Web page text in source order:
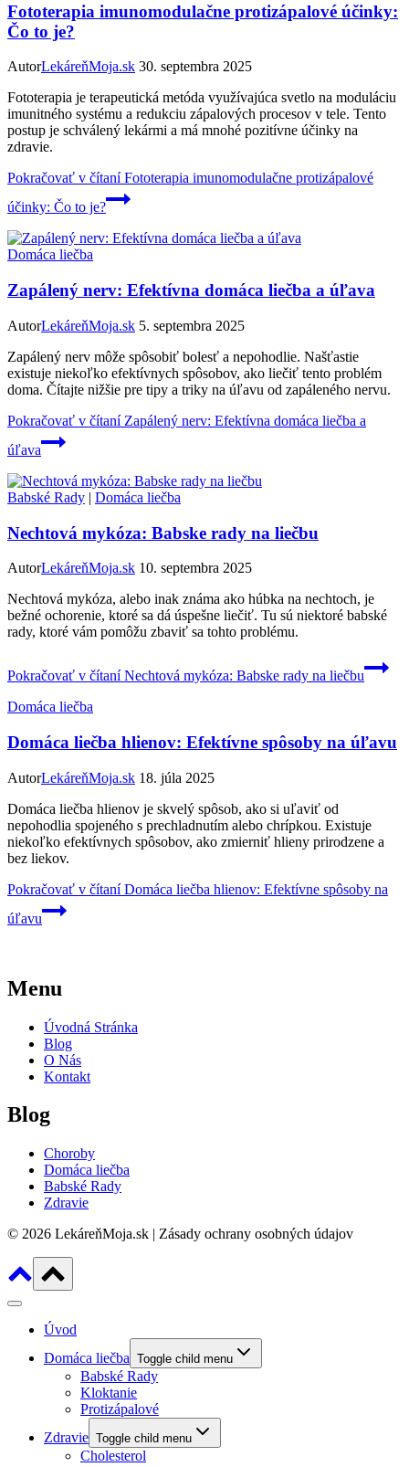
Fototerapia imunomodulačne protizápalové účinky:
Čo to je?
AutorLekáreňMoja.sk 30. septembra 2025
Fototerapia je terapeutická metóda využívajúca svetlo na moduláciu
imunitného systému a redukciu zápalových procesov v tele. Tento
postup je schválený lekármi a má mnohé pozitívne účinky na
zdravie.
Pokračovať v čítaníFototerapia imunomodulačne protizápalové
účinky: Čo to je?
Domáca liečba
Zapálený nerv: Efektívna domáca liečba a úľava
AutorLekáreňMoja.sk 5. septembra 2025
Zapálený nerv môže spôsobiť bolesť a nepohodlie. Našťastie
existuje niekoľko efektívnych spôsobov, ako liečiť tento problém
doma. Čítajte nižšie pre tipy a triky na úľavu od zapáleného nervu.
Pokračovať v čítaníZapálený nerv: Efektívna domáca liečba a
úľava
Babské Rady | Domáca liečba
Nechtová mykóza: Babske rady na liečbu
AutorLekáreňMoja.sk 10. septembra 2025
Nechtová mykóza, alebo inak známa ako húbka na nechtoch, je
bežné ochorenie, ktoré sa dá úspešne liečiť. Tu sú niektoré babské
rady, ktoré vám pomôžu zbaviť sa tohto problému.
Pokračovať v čítaníNechtová mykóza: Babske rady na liečbu
Domáca liečba
Domáca liečba hlienov: Efektívne spôsoby na úľavu
AutorLekáreňMoja.sk 18. júla 2025
Domáca liečba hlienov je skvelý spôsob, ako si uľaviť od
nepohodlia spojeného s prechladnutím alebo chrípkou. Existuje
niekoľko efektívnych spôsobov, ako zmierniť hlieny prirodzene a
bez liekov.
Pokračovať v čítaníDomáca liečba hlienov: Efektívne spôsoby na
úľavu
Menu
Úvodná Stránka
Blog
O Nás
Kontakt
Blog
Choroby
Domáca liečba
Babské Rady
Zdravie
© 2026 LekáreňMoja.sk | Zásady ochrany osobných údajov
Úvod
Domáca liečba Toggle child menu
Babské Rady
Kloktanie
Protizápalové
Zdravie Toggle child menu
Cholesterol